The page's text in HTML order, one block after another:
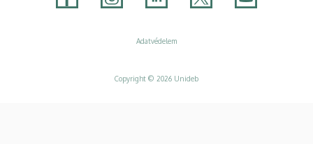
Adatvédelem
Copyright © 2026 Unideb